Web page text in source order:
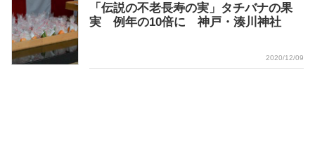
「伝説の不老長寿の実」タチバナの果
実 例年の10倍に 神戸・湊川神社
2020/12/09